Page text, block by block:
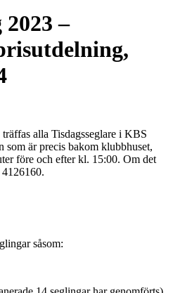
2023 –
alla Tisdagsseglare i KBS
som är precis bakom klubbhuset,
före och efter kl. 15:00. Om det
såsom: